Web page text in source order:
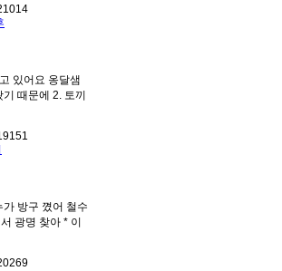
있어요 옹달샘
때문에 2. 토끼
방구 꼈어 철수
광명 찾아 * 이